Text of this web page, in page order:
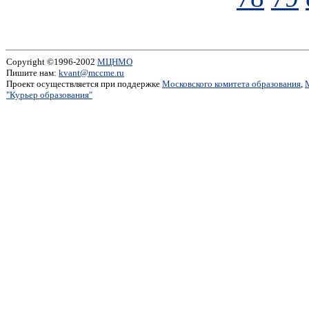
Copyright ©1996-2002 МЦНМО
Пишите нам: kvant@mccme.ru
Проект осуществляется при поддержке Московского комитета образования,
"Курьер образования"